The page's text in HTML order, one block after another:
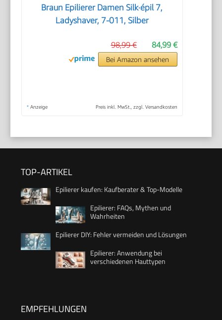
Braun Epilierer Damen Silk·épil 7,
Ladyshaver, 7-011, Silber
84,99 €
98,99 €
Bei Amazon ansehen
* Anzeige Preis inkl. MwSt., zzgl. Versandkosten
TOP-ARTIKEL
Epilierer kaufen: Kaufberater & Top-Modelle
Epilierer: FAQs, Mythen und
Wahrheiten
Epilierer DIY: Fehler vermeiden und Lösungen
Epilierer: Anwendung bei
verschiedenen Hauttypen
EMPFEHLUNGEN